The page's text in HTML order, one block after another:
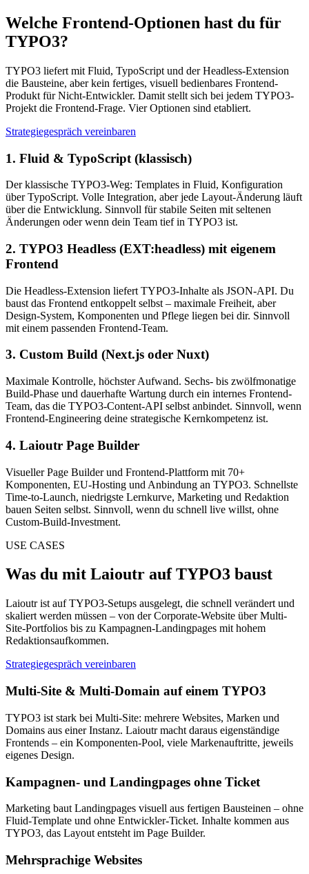
Welche Frontend-Optionen hast du für
TYPO3?
TYPO3 liefert mit Fluid, TypoScript und der Headless-Extension
die Bausteine, aber kein fertiges, visuell bedienbares Frontend-
Produkt für Nicht-Entwickler. Damit stellt sich bei jedem TYPO3-
Projekt die Frontend-Frage. Vier Optionen sind etabliert.
Strategiegespräch vereinbaren
1. Fluid & TypoScript (klassisch)
Der klassische TYPO3-Weg: Templates in Fluid, Konfiguration
über TypoScript. Volle Integration, aber jede Layout-Änderung läuft
über die Entwicklung. Sinnvoll für stabile Seiten mit seltenen
Änderungen oder wenn dein Team tief in TYPO3 ist.
2. TYPO3 Headless (EXT:headless) mit eigenem
Frontend
Die Headless-Extension liefert TYPO3-Inhalte als JSON-API. Du
baust das Frontend entkoppelt selbst – maximale Freiheit, aber
Design-System, Komponenten und Pflege liegen bei dir. Sinnvoll
mit einem passenden Frontend-Team.
3. Custom Build (Next.js oder Nuxt)
Maximale Kontrolle, höchster Aufwand. Sechs- bis zwölfmonatige
Build-Phase und dauerhafte Wartung durch ein internes Frontend-
Team, das die TYPO3-Content-API selbst anbindet. Sinnvoll, wenn
Frontend-Engineering deine strategische Kernkompetenz ist.
4. Laioutr Page Builder
Visueller Page Builder und Frontend-Plattform mit 70+
Komponenten, EU-Hosting und Anbindung an TYPO3. Schnellste
Time-to-Launch, niedrigste Lernkurve, Marketing und Redaktion
bauen Seiten selbst. Sinnvoll, wenn du schnell live willst, ohne
Custom-Build-Investment.
USE CASES
Was du mit Laioutr auf TYPO3 baust
Laioutr ist auf TYPO3-Setups ausgelegt, die schnell verändert und
skaliert werden müssen – von der Corporate-Website über Multi-
Site-Portfolios bis zu Kampagnen-Landingpages mit hohem
Redaktionsaufkommen.
Strategiegespräch vereinbaren
Multi-Site & Multi-Domain auf einem TYPO3
TYPO3 ist stark bei Multi-Site: mehrere Websites, Marken und
Domains aus einer Instanz. Laioutr macht daraus eigenständige
Frontends – ein Komponenten-Pool, viele Markenauftritte, jeweils
eigenes Design.
Kampagnen- und Landingpages ohne Ticket
Marketing baut Landingpages visuell aus fertigen Bausteinen – ohne
Fluid-Template und ohne Entwickler-Ticket. Inhalte kommen aus
TYPO3, das Layout entsteht im Page Builder.
Mehrsprachige Websites